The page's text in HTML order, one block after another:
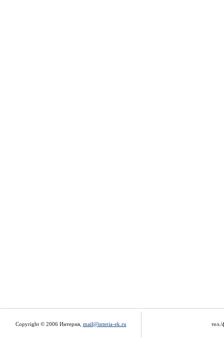
Copyright © 2006 Интерия, mail@interia-ek.ru